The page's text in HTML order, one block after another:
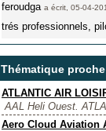
feroudga a écrit, 05-04-
trés professionnels,
Thématique proche
ATLANTIC AIR
AAL Heli Ouest.
Aero Cloud Aviation